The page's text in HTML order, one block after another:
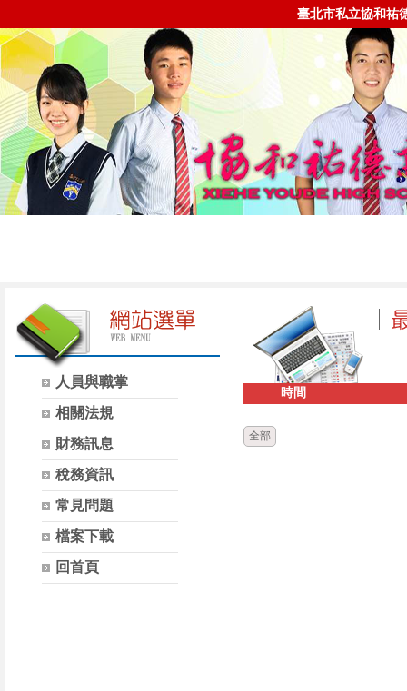
臺北市私立協和祐
人員與職掌
相關法規
財務訊息
稅務資訊
常見問題
檔案下載
回首頁
時間
全部